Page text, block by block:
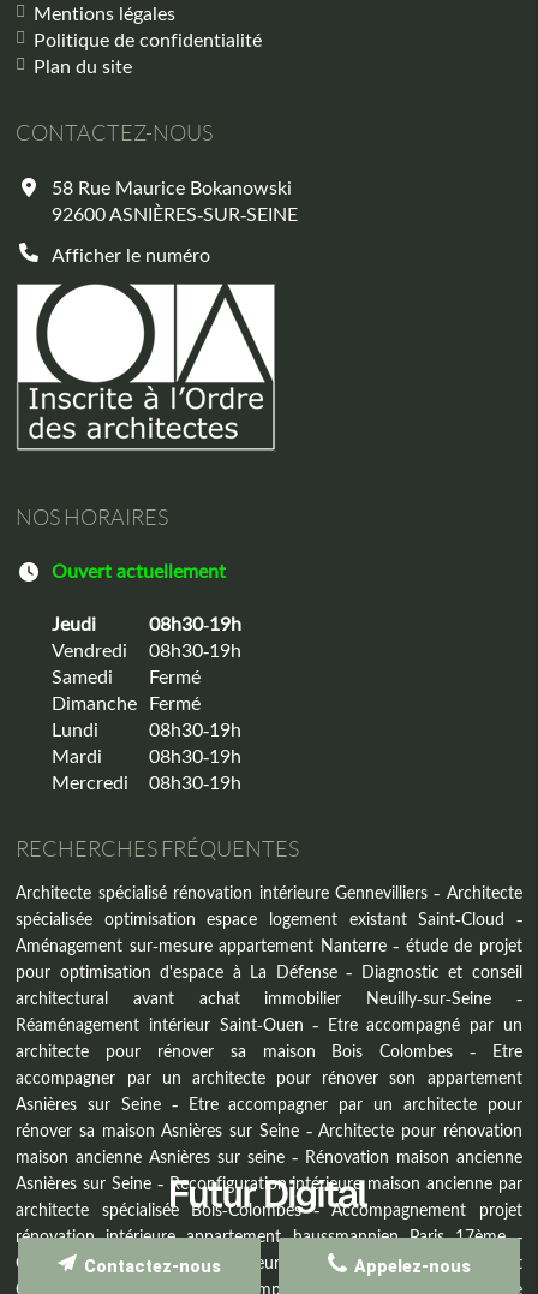
Mentions légales
Politique de confidentialité
Plan du site
CONTACTEZ-NOUS
58 Rue Maurice Bokanowski
92600ASNIÈRES-SUR-SEINE
Afficher le numéro
NOS HORAIRES
Ouvert actuellement
Jeudi
08h30-19h
Vendredi
08h30-19h
Samedi
Fermé
Dimanche Fermé
Lundi
08h30-19h
Mardi
08h30-19h
Mercredi
08h30-19h
RECHERCHES FRÉQUENTES
Architecte spécialisé rénovation intérieure Gennevilliers
Architecte
spécialisée optimisation espace logement existant Saint-Cloud
Aménagement sur-mesure appartement Nanterre
étude de projet
pour optimisation d'espace à La Défense
Diagnostic et conseil
architectural avant achat immobilier Neuilly-sur-Seine
Réaménagement intérieur Saint-Ouen
Etre accompagné par un
architecte pour rénover sa maison Bois Colombes
Etre
accompagner par un architecte pour rénover son appartement
Asnières sur Seine
Etre accompagner par un architecte pour
rénover sa maison Asnières sur Seine
Architecte pour rénovation
maison ancienne Asnières sur seine
Rénovation maison ancienne
Asnières sur Seine
Reconfiguration intérieure maison ancienne par
architecte spécialisée Bois-Colombes
Accompagnement projet
rénovation intérieure appartement haussmannien Paris 17ème
Conseil en aménagement intérieur avant rénovation appartement
Clichy
Architecte DPLG accompagnement rénovation intérieure
Appelez-nous
Contactez-nous